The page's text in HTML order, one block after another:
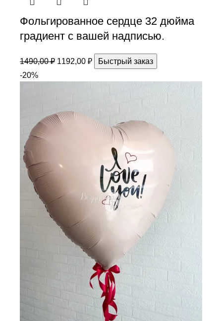
Фольгированное сердце 32 дюйма
градиент с вашей надписью.
1490,00₽ 1192,00 ₽
Быстрый заказ
-20%